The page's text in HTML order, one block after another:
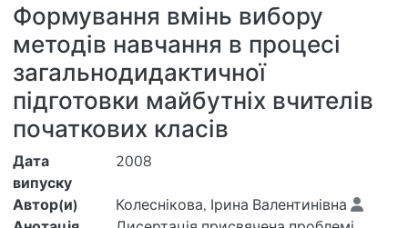
Формування вмінь вибору
методів навчання в процесі
загальнодидактичної
підготовки майбутніх вчителів
початкових класів
Дата
випуску
2008
Автор(и)
Колеснікова, Ірина Валентинівна